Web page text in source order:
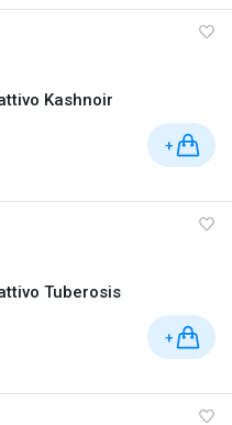
Kashnoir
+
Tuberosis
+